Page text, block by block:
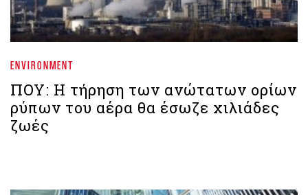
ENVIRONMENT
ΠΟΥ: Η τήρηση των ανώτατων ορίων
ρύπων του αέρα θα έσωζε χιλιάδες
ζωές